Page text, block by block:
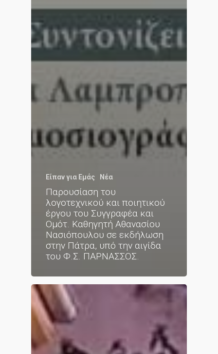
Είπαν για Εμάς Νέα
Παρουσίαση του
λογοτεχνικού και ποιητικού
έργου του Συγγραφέα και
Ομότ. Καθηγητή Αθανασίου
Νασιόπουλου σε εκδήλωση
στην Πάτρα, υπό την αιγίδα
του Φ.Σ. ΠΑΡΝΑΣΣΟΣ.